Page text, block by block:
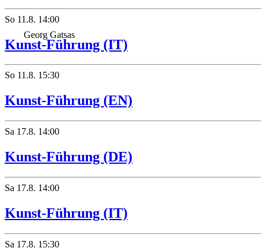
So 11.8. 14:00
Kunst-Führung (IT)
So 11.8. 15:30
Kunst-Führung (EN)
Sa 17.8. 14:00
Kunst-Führung (DE)
Sa 17.8. 14:00
Kunst-Führung (IT)
Sa 17.8. 15:30
Georg Gatsas